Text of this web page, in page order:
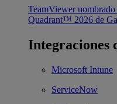
TeamViewer
Quadrant™ 2026 de
Integraciones
Microsoft Intune
ServiceNow